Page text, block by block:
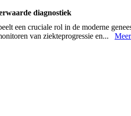
diagnostiek
een cruciale rol in de moderne
van ziekteprogressie en... Meer